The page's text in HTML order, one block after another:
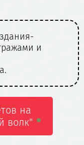
является
в
«Модерн».
В нём можно
и
труппы.
поросёнка и
трёх лет.
билеты
под
на
волк"